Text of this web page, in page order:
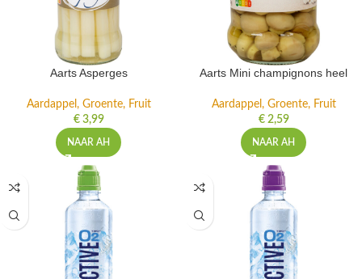
Aarts Asperges
Aardappel, Groente, Fruit
€3,99
NAAR AH
Aarts Mini champignons heel
Aardappel, Groente, Fruit
€2,59
NAAR AH